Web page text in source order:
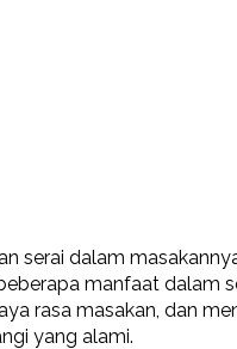
serai dalam
manfaat dalam
rasa masakan, dan
yang alami.